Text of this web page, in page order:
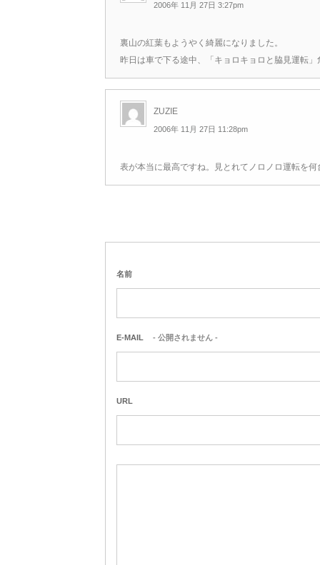
2006年 11月 27日 3:27pm
裏山の紅葉もようやく綺麗になりました。
昨日は車で下る途中、「キョロキョロと脇見運転
ZUZIE
2006年 11月 27日 11:28pm
表が本当に最高ですね。見とれてノロノロ運転を
名前
E-MAIL - 公開されません -
URL